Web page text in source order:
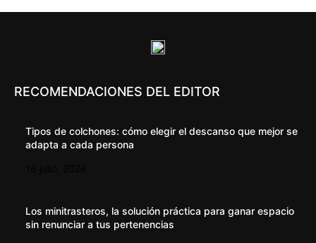
RECOMENDACIONES DEL EDITOR
Tipos de colchones: cómo elegir el descanso que mejor se
adapta a cada persona
Los minitrasteros, la solución práctica para ganar espacio
sin renunciar a tus pertenencias